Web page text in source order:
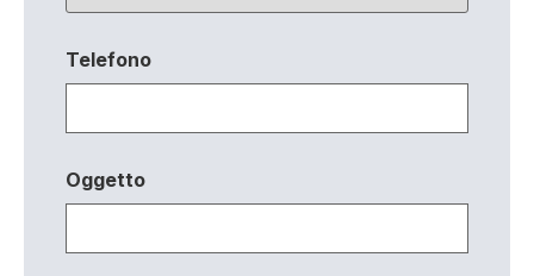
Telefono
Oggetto